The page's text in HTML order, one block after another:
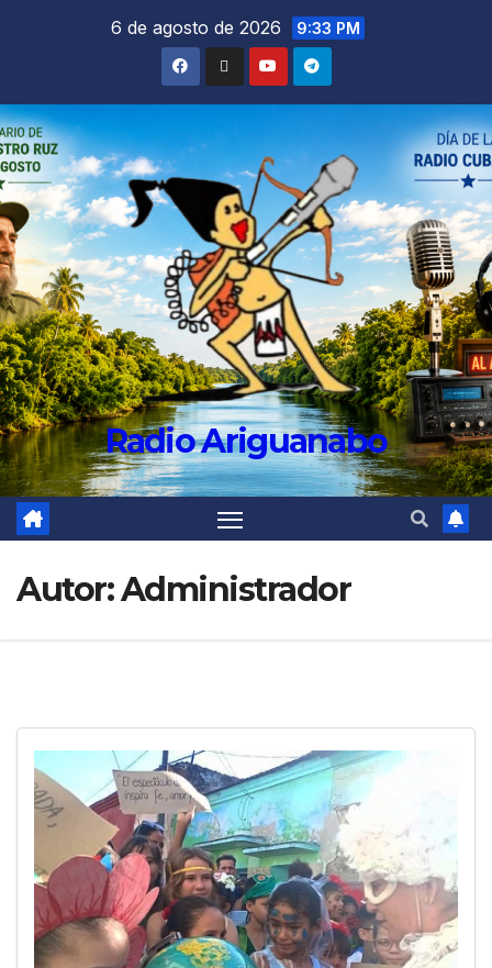
6 de agosto de 2026 9:33 PM
Radio Ariguanabo
Autor:Administrador